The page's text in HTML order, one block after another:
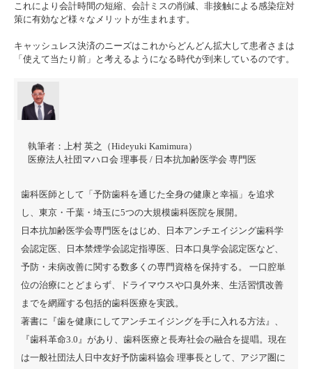
これにより会計時間の短縮、会計ミスの削減、非接触による感染症対
策に有効など様々なメリットが生まれます。
キャッシュレス決済のニーズはこれからどんどん拡大して患者さまは
「使えて当たり前」と考えるようになる時代が到来しているのです。
執筆者：
上村 英之（Hideyuki Kamimura）
医療法人社団マハロ会 理事長 / 日本抗加齢医学会 専門医
歯科医師として「予防歯科を通じた全身の健康と幸福」を追求
し、東京・千葉・埼玉に5つの大規模歯科医院を展開。
日本抗加齢医学会専門医をはじめ、日本アンチエイジング歯科学
会認定医、日本禁煙学会認定指導医、日本口臭学会認定医など、
予防・未病改善に関する数多くの専門資格を保持する。 一口腔単
位の治療にとどまらず、ドライマウスや口臭外来、生活習慣改善
までを網羅する包括的歯科医療を実践。
著書に『歯を健康にしてアンチエイジングを手に入れる方法 』、
『歯科革命3.0 』があり、歯科医療と長寿社会の融合を提唱。現在
は一般社団法人日中友好予防歯科協会 理事長として、アジア圏に